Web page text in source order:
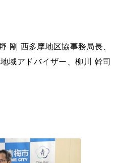
剛 西多摩地区協事務局長、
域アドバイザー、柳川 幹司